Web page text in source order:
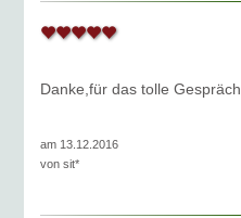
Danke,für das tolle Gespräch
am 13.12.2016
vonsit*